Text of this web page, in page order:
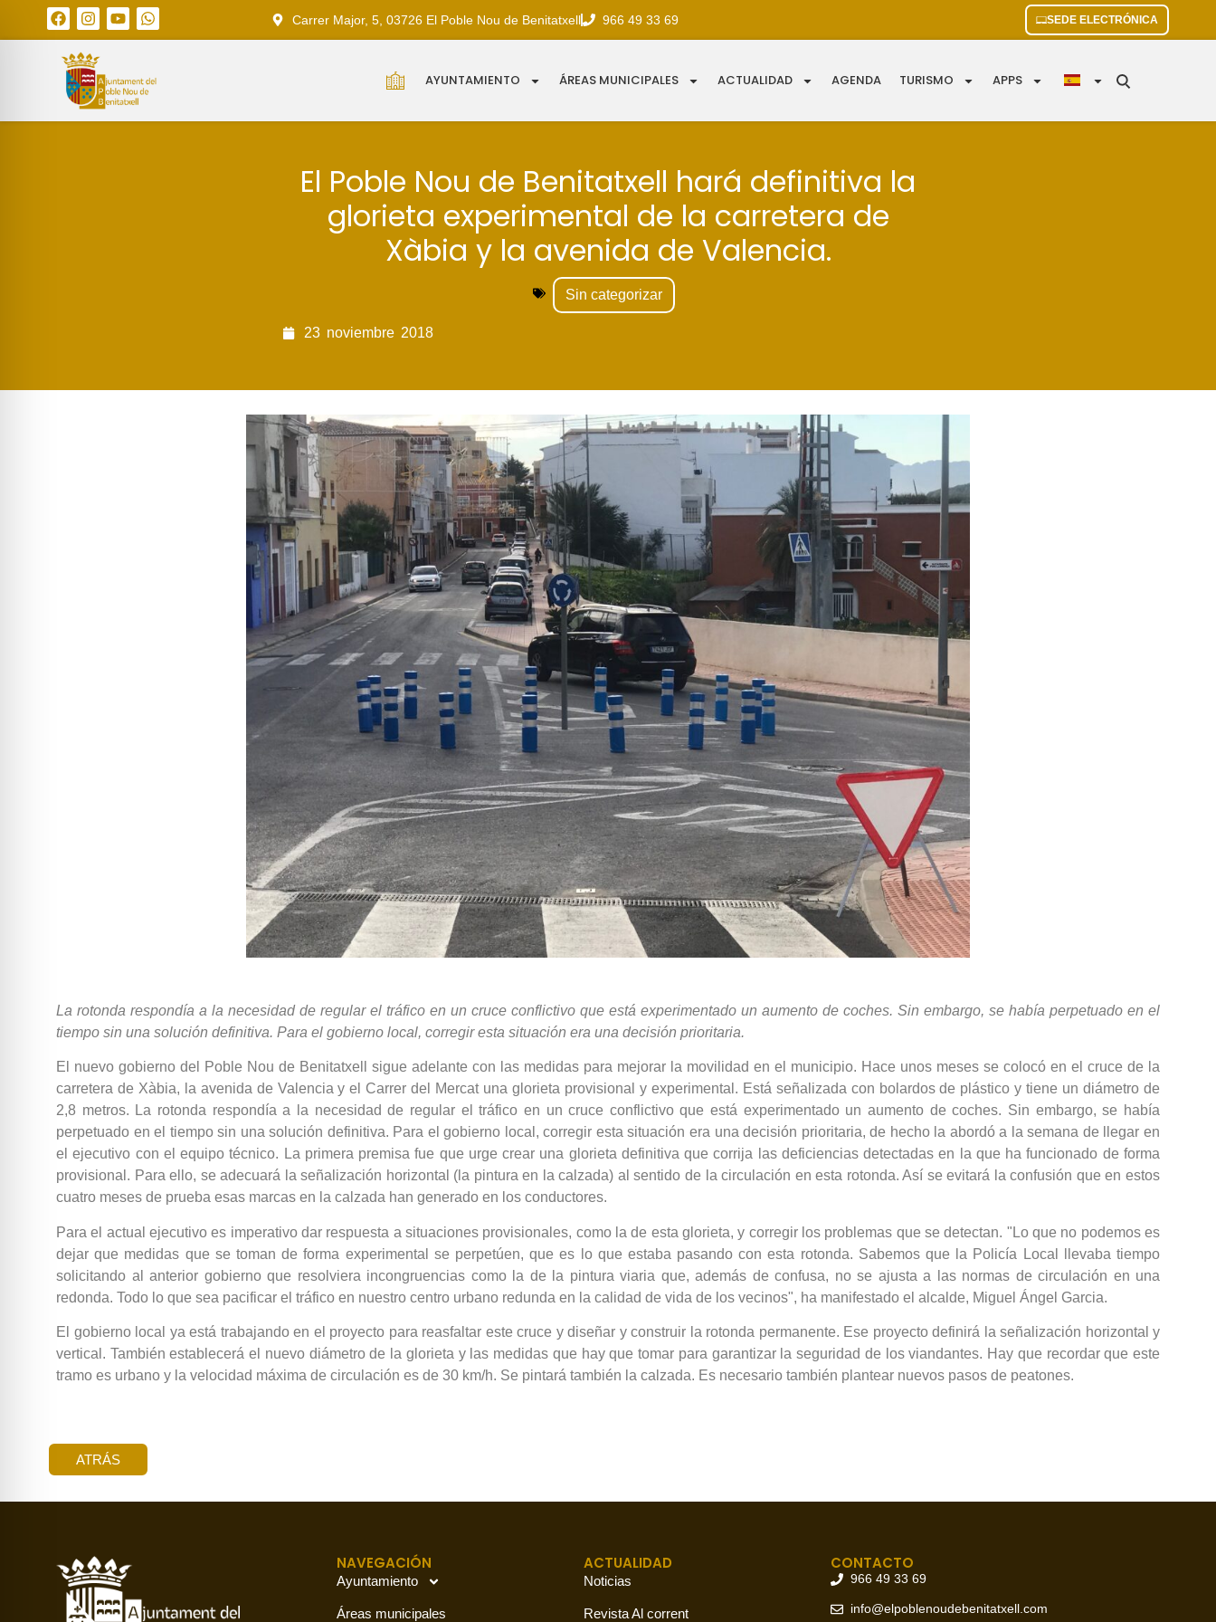
Carrer Major, 5, 03726 El Poble Nou de Benitatxell 966 49 33 69 SEDE ELECTRÓNICA
AYUNTAMIENTO ÁREAS MUNICIPALES ACTUALIDAD AGENDA TURISMO APPS
El Poble Nou de Benitatxell hará definitiva la
glorieta experimental de la carretera de
Xàbia y la avenida de Valencia.
Sin categorizar
23 noviembre 2018
La rotonda respondía a la necesidad de regular el tráfico en un cruce conflictivo que está experimentado un aumento de coches. Sin embargo, se había perpetuado en el
tiempo sin una solución definitiva. Para el gobierno local, corregir esta situación era una decisión prioritaria.
El nuevo gobierno del Poble Nou de Benitatxell sigue adelante con las medidas para mejorar la movilidad en el municipio. Hace unos meses se colocó en el cruce de la
carretera de Xàbia, la avenida de Valencia y el Carrer del Mercat una glorieta provisional y experimental. Está señalizada con bolardos de plástico y tiene un diámetro de
2,8 metros. La rotonda respondía a la necesidad de regular el tráfico en un cruce conflictivo que está experimentado un aumento de coches. Sin embargo, se había
perpetuado en el tiempo sin una solución definitiva. Para el gobierno local, corregir esta situación era una decisión prioritaria, de hecho la abordó a la semana de llegar en
el ejecutivo con el equipo técnico. La primera premisa fue que urge crear una glorieta definitiva que corrija las deficiencias detectadas en la que ha funcionado de forma
provisional. Para ello, se adecuará la señalización horizontal (la pintura en la calzada) al sentido de la circulación en esta rotonda. Así se evitará la confusión que en estos
cuatro meses de prueba esas marcas en la calzada han generado en los conductores.
Para el actual ejecutivo es imperativo dar respuesta a situaciones provisionales, como la de esta glorieta, y corregir los problemas que se detectan. "Lo que no podemos es
dejar que medidas que se toman de forma experimental se perpetúen, que es lo que estaba pasando con esta rotonda. Sabemos que la Policía Local llevaba tiempo
solicitando al anterior gobierno que resolviera incongruencias como la de la pintura viaria que, además de confusa, no se ajusta a las normas de circulación en una
redonda. Todo lo que sea pacificar el tráfico en nuestro centro urbano redunda en la calidad de vida de los vecinos", ha manifestado el alcalde, Miguel Ángel Garcia.
El gobierno local ya está trabajando en el proyecto para reasfaltar este cruce y diseñar y construir la rotonda permanente. Ese proyecto definirá la señalización horizontal y
vertical. También establecerá el nuevo diámetro de la glorieta y las medidas que hay que tomar para garantizar la seguridad de los viandantes. Hay que recordar que este
tramo es urbano y la velocidad máxima de circulación es de 30 km/h. Se pintará también la calzada. Es necesario también plantear nuevos pasos de peatones.
ATRÁS
NAVEGACIÓN
Ayuntamiento
Áreas municipales
ACTUALIDAD
Noticias
Revista Al corrent
CONTACTO
966 49 33 69
info@elpoblenoudebenitatxell.com